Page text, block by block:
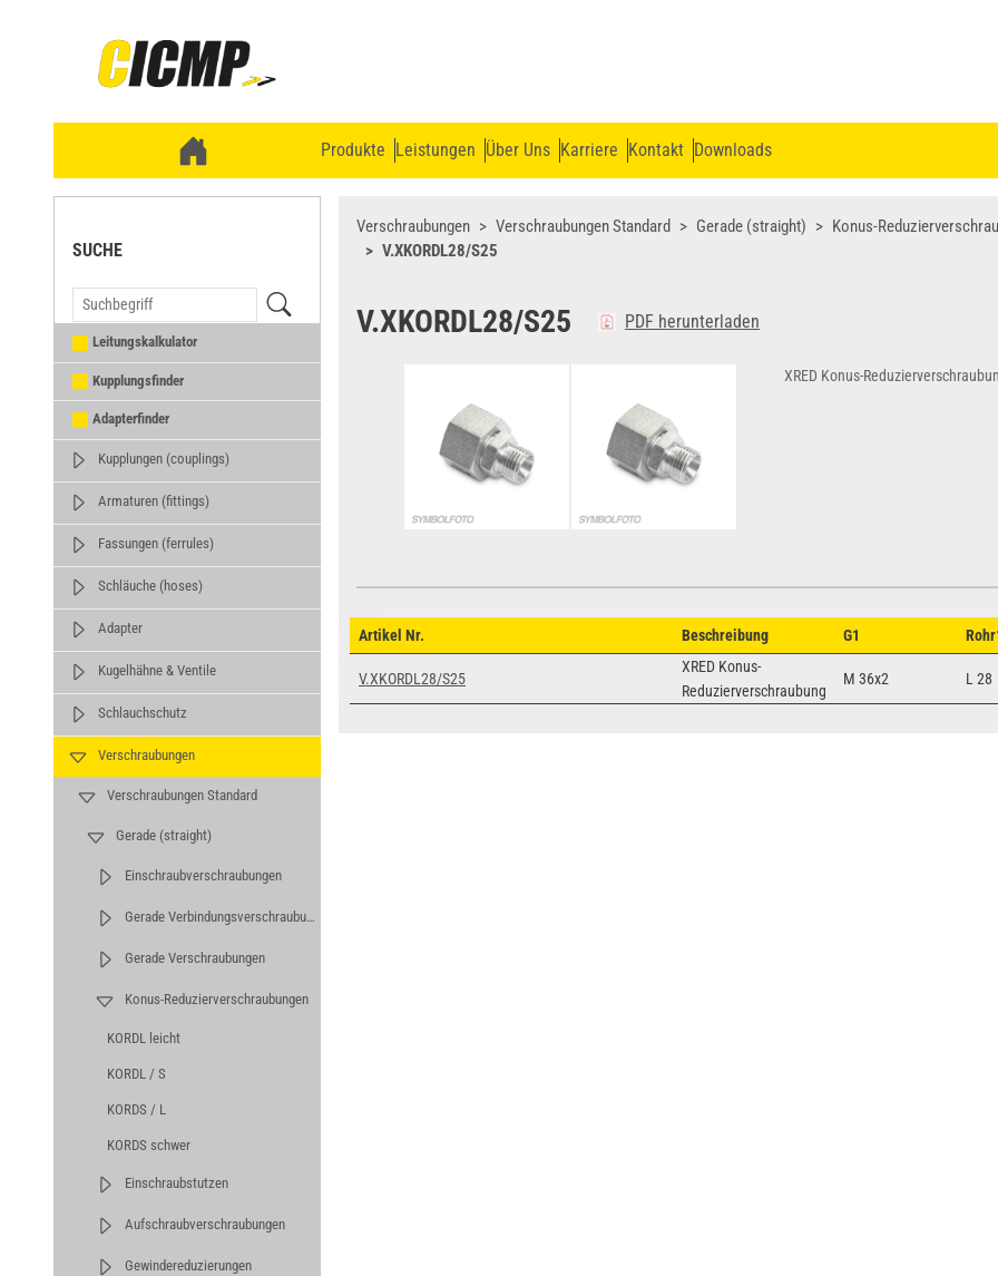
Produkte Leistungen Über Uns Karriere Kontakt Downloads
SUCHE
Leitungskalkulator
Kupplungsfinder
Adapterfinder
Kupplungen (couplings)
Armaturen (fittings)
Fassungen (ferrules)
Schläuche (hoses)
Adapter
Kugelhähne & Ventile
Schlauchschutz
Verschraubungen
Verschraubungen Standard
Gerade (straight)
Einschraubverschraubungen
Gerade Verbindungsverschraubungen
Gerade Verschraubungen
Konus-Reduzierverschraubungen
KORDL leicht
KORDL / S
KORDS / L
KORDS schwer
Einschraubstutzen
Aufschraubverschraubungen
Gewindereduzierungen
Verschraubungen Verschraubungen Standard Gerade (straight)
Konus-
V.XKORDL28/S25
V.XKORDL28/S25 PDF herunterladen
XRED Konus-
Artikel Nr. Beschreibung G1
V.XKORDL28/S25
XRED Konus-
Reduzierverschraubung
M 36x2 L 28